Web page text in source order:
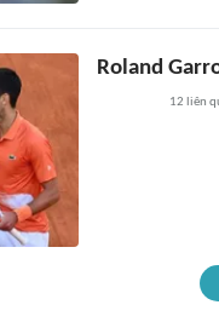
Roland
12 liên